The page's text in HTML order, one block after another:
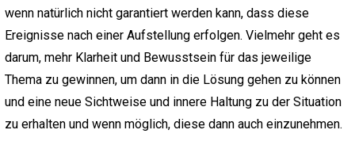
wenn natürlich nicht garantiert werden kann, dass diese
Ereignisse nach einer Aufstellung erfolgen. Vielmehr geht es
darum, mehr Klarheit und Bewusstsein für das jeweilige
Thema zu gewinnen, um dann in die Lösung gehen zu können
und eine neue Sichtweise und innere Haltung zu der Situation
zu erhalten und wenn möglich, diese dann auch einzunehmen.